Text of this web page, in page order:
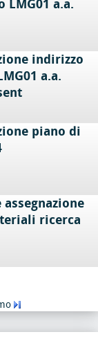
LMG01 a.a.
indirizzo
a.a.
piano di
ricerca